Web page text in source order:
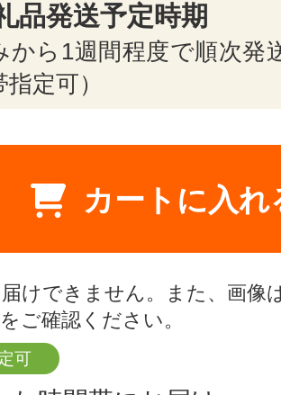
品発送予定時期
から1週間程度で順次発
定可）
カートに入れ
けできません。また、画像
をご確認ください。
可